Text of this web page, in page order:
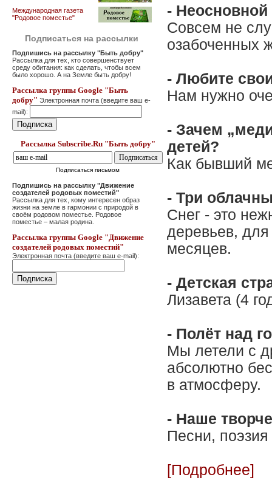
Международная газета
"Родовое поместье"
Подписаться на рассылки
Подпишись на рассылку "Быть добру"
Рассылка для тех, кто совершенствует
среду обитания: как сделать, чтобы всем
было хорошо. А на Земле быть добру!
Рассылка группы Google "Быть
добру" Электронная почта (введите ваш e-
mail):
Рассылка Subscribe.Ru "Быть добру"
Подписаться письмом
Подпишись на рассылку "Движение
создателей родовых поместий"
Рассылка для тех, кому интересен образ
жизни на земле в гармонии с природой в
своём родовом поместье. Родовое
поместье – малая родина.
Рассылка группы Google "Движение
создателей родовых поместий"
Электронная почта (введите ваш e-mail):
- Неосновной
Совсем не
озабоченных
- Любите
Нам нужно
- Зачем
детей?
Как бывший
- Три
Снег - это
деревьев, для
месяцев.
- Детская
Лизавета (4
- Полёт над
Мы летели с
абсолютно
в атмосферу.
- Наше
Песни,
[Подробнее]